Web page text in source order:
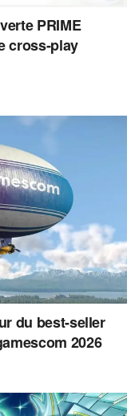
PRIME
cross-play
du best-seller
2026